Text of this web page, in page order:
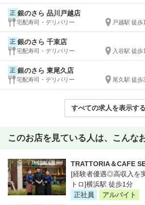
正 銀のさら 品川戸越店
宅配寿司・デリバリー 戸越駅 徒歩
正 銀のさら 千束店
宅配寿司・デリバリー 入谷駅 徒歩
正 銀のさら 東尾久店
宅配寿司・デリバリー 尾久駅 徒歩
すべての求人を表示する
このお店を見ている人は、こんな
TRATTORIA＆CAFE
[経験者優遇◎高収入を
トロ]横浜駅 徒歩1分
正社員
アルバイト